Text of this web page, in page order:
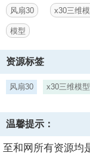
风扇30 x30三维
模型
资源标签
风扇30 x30三维模型
温馨提示：
至和网所有资源均